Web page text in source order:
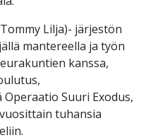
Lilja)- järjestön
mantereella ja työn
kanssa,
Suuri Exodus,
tuhansia